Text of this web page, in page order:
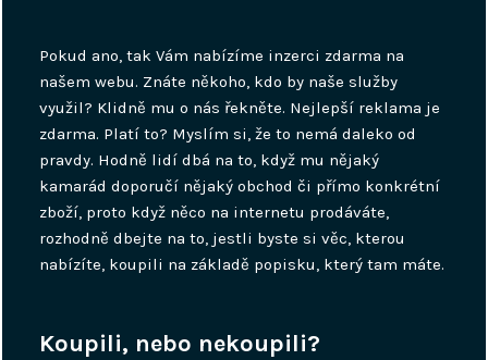
Pokud ano, tak Vám nabízíme inzerci zdarma na
našem webu. Znáte někoho, kdo by naše služby
využil? Klidně mu o nás řekněte. Nejlepší reklama je
zdarma. Platí to? Myslím si, že to nemá daleko od
pravdy. Hodně lidí dbá na to, když mu nějaký
kamarád doporučí nějaký obchod či přímo konkrétní
zboží, proto když něco na internetu prodáváte,
rozhodně dbejte na to, jestli byste si věc, kterou
nabízíte, koupili na základě popisku, který tam máte.
Koupili, nebo nekoupili?